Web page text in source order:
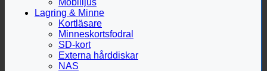
Lagring & Minne
Kortläsare
Minneskortsfodral
SD-kort
Externa hårddiskar
NAS